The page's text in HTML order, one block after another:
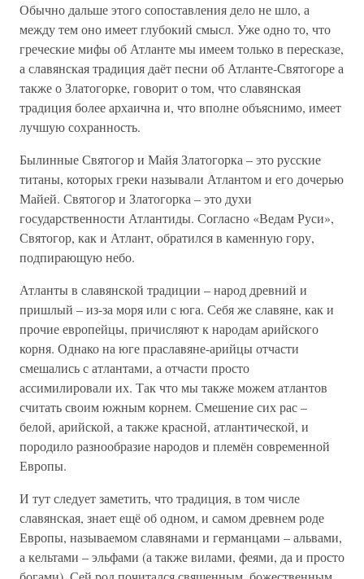
Обычно дальше этого сопоставления дело не шло, а
между тем оно имеет глубокий смысл. Уже одно то, что
греческие мифы об Атланте мы имеем только в пересказе,
а славянская традиция даёт песни об Атланте-Святогоре а
также о Златогорке, говорит о том, что славянская
традиция более архаична и, что вполне объяснимо, имеет
лучшую сохранность.
Былинные Святогор и Майя Златогорка – это русские
титаны, которых греки называли Атлантом и его дочерью
Майей. Святогор и Златогорка – это духи
государственности Атлантиды. Согласно «Ведам Руси»,
Святогор, как и Атлант, обратился в каменную гору,
подпирающую небо.
Атланты в славянской традиции – народ древний и
пришлый – из-за моря или с юга. Себя же славяне, как и
прочие европейцы, причисляют к народам арийского
корня. Однако на юге праславяне-арийцы отчасти
смешались с атлантами, а отчасти просто
ассимилировали их. Так что мы также можем атлантов
считать своим южным корнем. Смешение сих рас –
белой, арийской, а также красной, атлантической, и
породило разнообразие народов и племён современной
Европы.
И тут следует заметить, что традиция, в том числе
славянская, знает ещё об одном, и самом древнем роде
Европы, называемом славянами и германцами – альвами,
а кельтами – эльфами (а также вилами, феями, да и просто